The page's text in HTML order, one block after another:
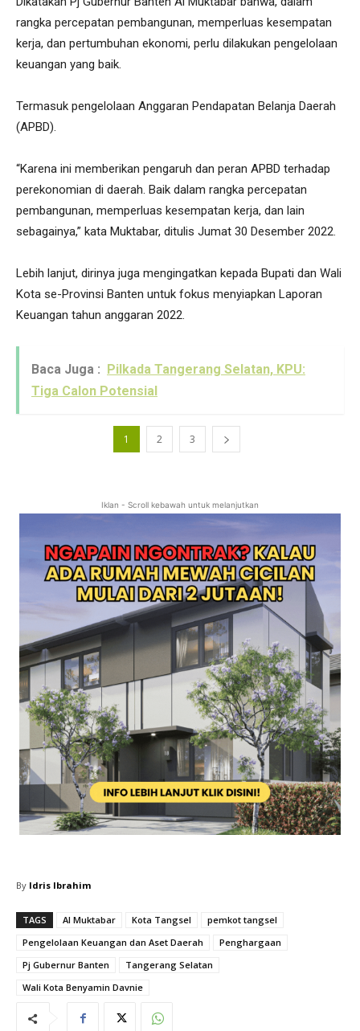
rangka percepatan pembangunan, memperluas kesempatan
kerja, dan pertumbuhan ekonomi, perlu dilakukan pengelolaan
keuangan yang baik.
Termasuk pengelolaan Anggaran Pendapatan Belanja Daerah
(APBD).
“Karena ini memberikan pengaruh dan peran APBD terhadap
perekonomian di daerah. Baik dalam rangka percepatan
pembangunan, memperluas kesempatan kerja, dan lain
sebagainya,” kata Muktabar, ditulis Jumat 30 Desember 2022.
Lebih lanjut, dirinya juga mengingatkan kepada Bupati dan Wali
Kota se-Provinsi Banten untuk fokus menyiapkan Laporan
Keuangan tahun anggaran 2022.
Baca Juga :
Pilkada Tangerang Selatan, KPU:
Tiga Calon Potensial
1 2 3
Iklan - Scroll kebawah untuk melanjutkan
By Idris Ibrahim
TAGS Al Muktabar Kota Tangsel
pemkot tangsel
Pengelolaan Keuangan dan Aset Daerah
Penghargaan
Pj Gubernur Banten
Tangerang Selatan
Wali Kota Benyamin Davnie